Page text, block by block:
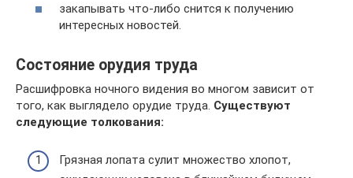
закапывать что-либо снится к получению
интересных новостей.
Состояние орудия труда
Расшифровка ночного видения во многом зависит от
того, как выглядело орудие труда. Существуют
следующие толкования:
Грязная лопата сулит множество хлопот,